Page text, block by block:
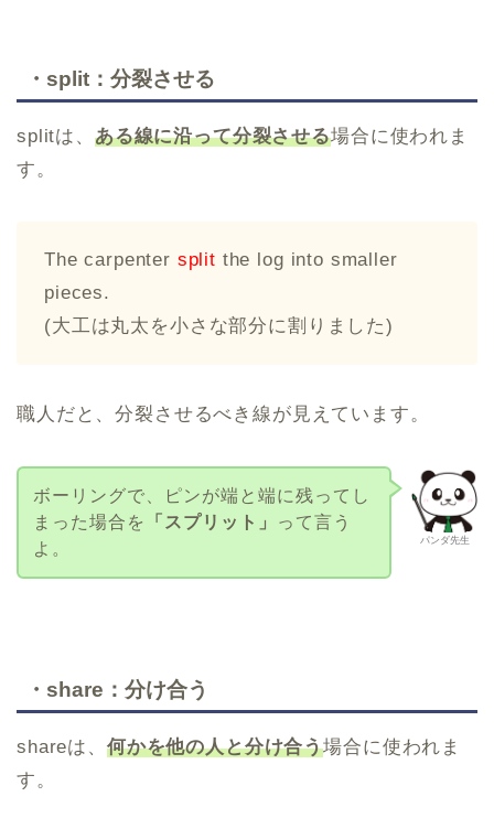
・split：分裂させる
splitは、 ある線に沿って分裂させる場合に使われま
す。
The carpenter split the log into smaller
pieces.
(大工は丸太を小さな部分に割りました)
職人だと、分裂させるべき線が見えています。
パンダ先生
ボーリングで、ピンが端と端に残ってし
まった場合を
「スプリット」
って言う
よ。
・share：分け合う
shareは、 何かを他の人と分け合う場合に使われま
す。